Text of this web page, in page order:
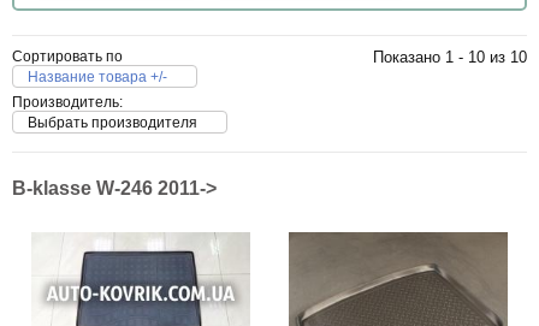
Сортировать по
Название товара +/-
Производитель:
Выбрать производителя
Показано 1 - 10 из 10
B-klasse W-246 2011->